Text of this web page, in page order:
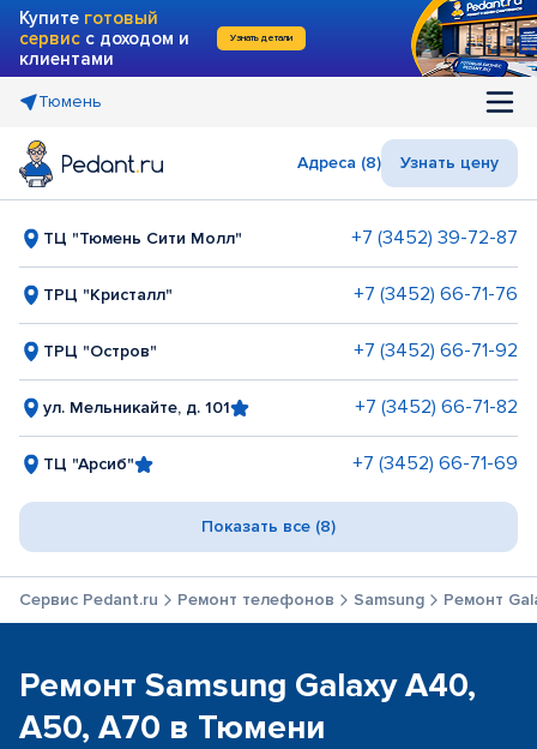
Купите готовый
сервис с доходом и
клиентами
Узнать детали
Тюмень
Адреса (8) Узнать цену
ТЦ "Тюмень Сити Молл" +7 (3452) 39-72-87
ТРЦ "Кристалл" +7 (3452) 66-71-76
ТРЦ "Остров" +7 (3452) 66-71-92
ул. Мельникайте, д. 101 +7 (3452) 66-71-82
ТЦ "Арсиб" +7 (3452) 66-71-69
Показать все (8)
Сервис Pedant.ru Ремонт телефонов Samsung Ремонт
Ремонт Samsung Galaxy A40,
A50, A70 в Тюмени